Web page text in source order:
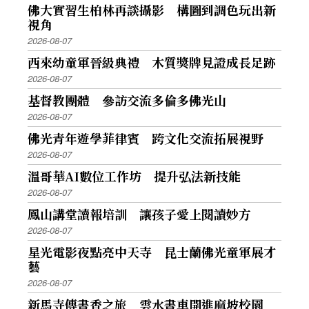
佛大實習生柏林再談攝影 構圖到調色玩出新
視角
2026-08-07
西來幼童軍晉級典禮 木質獎牌見證成長足跡
2026-08-07
基督教團體 參訪交流多倫多佛光山
2026-08-07
佛光青年遊學菲律賓 跨文化交流拓展視野
2026-08-07
溫哥華AI數位工作坊 提升弘法新技能
2026-08-07
鳳山講堂讀報培訓 讓孩子愛上閱讀妙方
2026-08-07
星光電影夜點亮中天寺 昆士蘭佛光童軍展才
藝
2026-08-07
新馬寺傳書香之旅 雲水書車開進麻坡校園